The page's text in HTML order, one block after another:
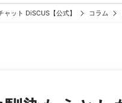
ャット DiSCUS【公式】 コラム